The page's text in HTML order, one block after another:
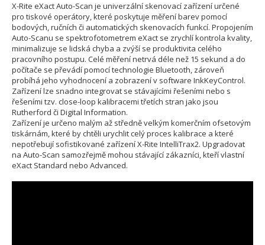
X-Rite eXact Auto-Scan je univerzální skenovací zařízení určené
pro tiskové operátory, které poskytuje měření barev pomocí
bodových, ručních či automatických skenovacích funkcí. Propojením
Auto-Scanu se spektrofotometrem eXact se zrychlí kontrola kvality,
minimalizuje se lidská chyba a zvýší se produktivita celého
pracovního postupu. Celé měření netrvá déle než 15 sekund a do
počítače se převádí pomocí technologie Bluetooth, zároveň
probíhá jeho vyhodnocení a zobrazení v software InkKeyControl.
Zařízení lze snadno integrovat se stávajícími řešeními nebo s
řešeními tzv. close-loop kalibracemi třetích stran jako jsou
Rutherford či Digital Information.
Zařízení je určeno malým až středně velkým komerčním ofsetovým
tiskárnám, které by chtěli urychlit celý proces kalibrace a které
nepotřebují sofistikované zařízení X-Rite IntelliTrax2. Upgradovat
na Auto-Scan samozřejmě mohou stávající zákazníci, kteří vlastní
eXact Standard nebo Advanced.